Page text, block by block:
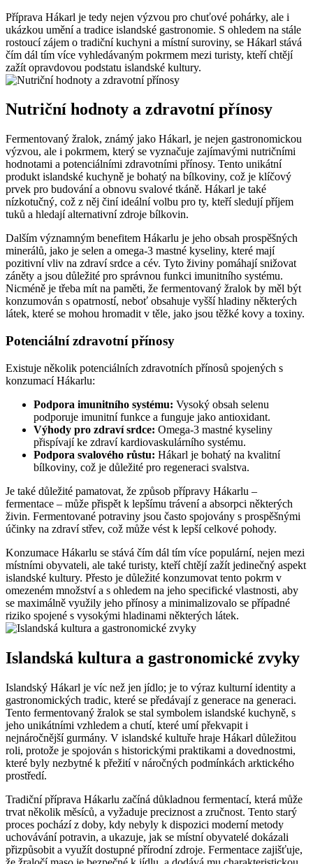
Příprava Hákarl je tedy nejen výzvou pro chuťové pohárky, ale i
ukázkou umění a tradice islandské gastronomie. S ohledem na stále
rostoucí zájem o tradiční kuchyni a místní suroviny, se Hákarl stává
čím dál tím více vyhledávaným pokrmem mezi turisty, kteří chtějí
zažít opravdovou podstatu islandské kultury.
Nutriční hodnoty a zdravotní přínosy
Fermentovaný žralok, známý jako Hákarl, je nejen gastronomickou
výzvou, ale i pokrmem, který se vyznačuje zajímavými nutričními
hodnotami a potenciálními zdravotními přínosy. Tento unikátní
produkt islandské kuchyně je bohatý na bílkoviny, což je klíčový
prvek pro budování a obnovu svalové tkáně. Hákarl je také
nízkotučný, což z něj činí ideální volbu pro ty, kteří sledují příjem
tuků a hledají alternativní zdroje bílkovin.
Dalším významným benefitem Hákarlu je jeho obsah prospěšných
minerálů, jako je selen a omega-3 mastné kyseliny, které mají
pozitivní vliv na zdraví srdce a cév. Tyto živiny pomáhají snižovat
záněty a jsou důležité pro správnou funkci imunitního systému.
Nicméně je třeba mít na paměti, že fermentovaný žralok by měl být
konzumován s opatrností, neboť obsahuje vyšší hladiny některých
látek, které se mohou hromadit v těle, jako jsou těžké kovy a toxiny.
Potenciální zdravotní přínosy
Existuje několik potenciálních zdravotních přínosů spojených s
konzumací Hákarlu:
Podpora imunitního systému: Vysoký obsah selenu
podporuje imunitní funkce a funguje jako antioxidant.
Výhody pro zdraví srdce: Omega-3 mastné kyseliny
přispívají ke zdraví kardiovaskulárního systému.
Podpora svalového růstu: Hákarl je bohatý na kvalitní
bílkoviny, což je důležité pro regeneraci svalstva.
Je také důležité pamatovat, že způsob přípravy Hákarlu –
fermentace – může přispět k lepšímu trávení a absorpci některých
živin. Fermentované potraviny jsou často spojovány s prospěšnými
účinky na zdraví střev, což může vést k lepší celkové pohody.
Konzumace Hákarlu se stává čím dál tím více populární, nejen mezi
místními obyvateli, ale také turisty, kteří chtějí zažít jedinečný aspekt
islandské kultury. Přesto je důležité konzumovat tento pokrm v
omezeném množství a s ohledem na jeho specifické vlastnosti, aby
se maximálně využily jeho přínosy a minimalizovalo se případné
riziko spojené s vysokými hladinami některých látek.
Islandská kultura a gastronomické zvyky
Islandský Hákarl je víc než jen jídlo; je to výraz kulturní identity a
gastronomických tradic, které se předávají z generace na generaci.
Tento fermentovaný žralok se stal symbolem islandské kuchyně, s
jeho unikátními vzhledem a chutí, které umí překvapit i
nejnáročnější gurmány. V islandské kultuře hraje Hákarl důležitou
roli, protože je spojován s historickými praktikami a dovednostmi,
které byly nezbytné k přežití v náročných podmínkách arktického
prostředí.
Tradiční příprava Hákarlu začíná důkladnou fermentací, která může
trvat několik měsíců, a vyžaduje preciznost a zručnost. Tento starý
proces pochází z doby, kdy nebyly k dispozici moderní metody
uchovávání potravin, a ukazuje, jak se místní obyvatelé dokázali
přizpůsobit a využít dostupné přírodní zdroje. Fermentace zajišťuje,